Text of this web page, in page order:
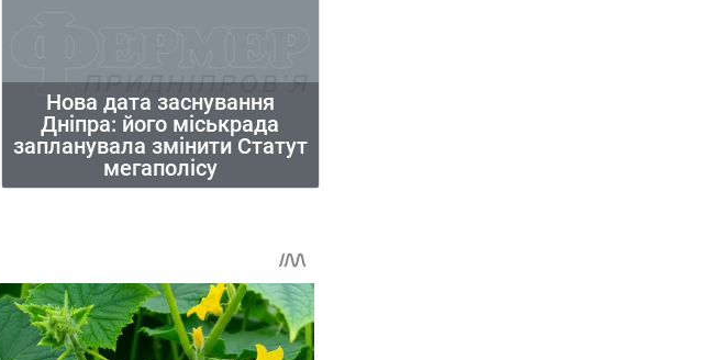
Нова дата заснування
Дніпра: його міськрада
запланувала змінити Статут
мегаполісу